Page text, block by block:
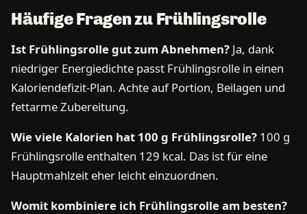
Häufige Fragen zu Frühlingsrolle
Ist Frühlingsrolle gut zum Abnehmen? Ja, dank
niedriger Energiedichte passt Frühlingsrolle in einen
Kaloriendefizit-Plan. Achte auf Portion, Beilagen und
fettarme Zubereitung.
Wie viele Kalorien hat 100 g Frühlingsrolle? 100 g
Frühlingsrolle enthalten 129 kcal. Das ist für eine
Hauptmahlzeit eher leicht einzuordnen.
Womit kombiniere ich Frühlingsrolle am besten?